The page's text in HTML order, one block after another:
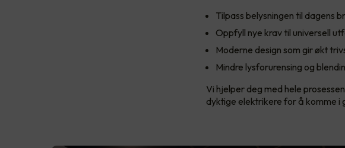
Tilpass belysningen til dagens
Oppfyll nye krav til universell
Moderne design som gir økt
Mindre lysforurensing og
Vi hjelper deg med hele
dyktige elektrikere for å komme i